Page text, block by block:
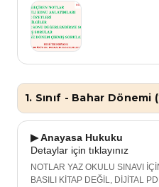
1. Sınıf - Bahar Dönemi
▶ Anayasa Hukuku
Detaylar için tıklayınız
NOTLAR YAZ OKULU SINAVI
BASILI KİTAP DEĞİL, DİJİTAL